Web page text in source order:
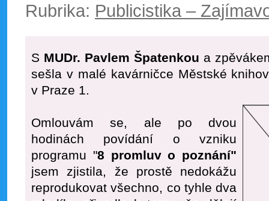
Rubrika: Publicistika –
S MUDr. Pavlem Špatenkou a
sešla v malé kavárničce Městské
v Praze 1.
Omlouvám se, ale po dvou
hodinách povídání o vzniku
programu "8 promluv o poznání"
jsem zjistila, že prostě nedokážu
reprodukovat všechno, co tyhle dva